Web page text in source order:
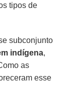
tipos de
subconjunto
indígena,
as
esse